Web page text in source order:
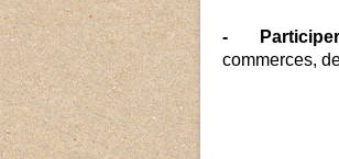
- Participer
commerces,